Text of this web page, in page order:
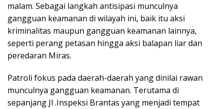
malam. Sebagai langkah antisipasi munculnya
gangguan keamanan di wilayah ini, baik itu aksi
kriminalitas maupun gangguan keamanan lainnya,
seperti perang petasan hingga aksi balapan liar dan
peredaran Miras.
Patroli fokus pada daerah-daerah yang dinilai rawan
munculnya gangguan keamanan. Terutama di
sepanjang Jl .Inspeksi Brantas yang menjadi tempat